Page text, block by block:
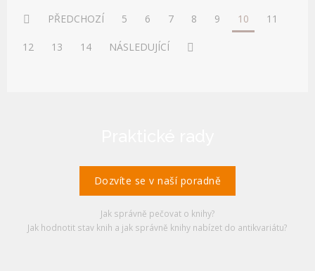
PŘEDCHOZÍ 5 6 7 8 9 10 11
12 13 14 NÁSLEDUJÍCÍ
Dozvíte se v naší poradně
Jak správně pečovat o knihy?
Jak hodnotit stav knih a jak správně knihy nabízet do antikvariátu?